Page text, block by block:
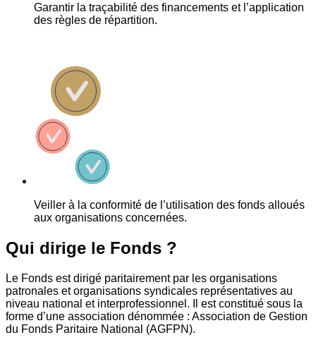
Garantir la traçabilité des financements et l’application
des règles de répartition.
Veiller à la conformité de l’utilisation des fonds alloués
aux organisations concernées.
Qui dirige le Fonds ?
Le Fonds est dirigé paritairement par les organisations
patronales et organisations syndicales représentatives au
niveau national et interprofessionnel. Il est constitué sous la
forme d’une association dénommée : Association de Gestion
du Fonds Paritaire National (AGFPN).